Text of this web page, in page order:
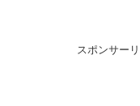
スポンサー